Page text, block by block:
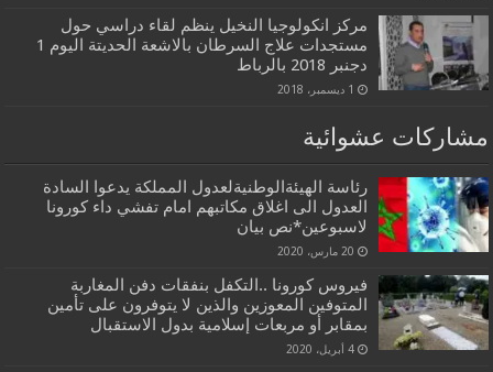
مركز انكولوجيا النخيل ينظم لقاء دراسي حول
مستجدات علاج السرطان بالاشعة الحديتة اليوم 1
دجنبر 2018 بالرباط
1 ديسمبر، 2018
مشاركات عشوائية
رئاسة الهيئةالوطنيةلعدول المملكة يدعوا السادة
العدول الى اغلاق مكاتبهم امام تفشي داء كورونا
لاسبوعين*نص بيان
20 مارس، 2020
فيروس كورونا ..التكفل بنفقات دفن المغاربة
المتوفين المعوزين والذين لا يتوفرون على تأمين
بمقابر أو مربعات إسلامية بدول الاستقبال
4 أبريل، 2020